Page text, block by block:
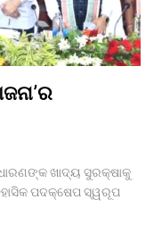
ଖାଦ୍ୟ ସୁରକ୍ଷାକୁ
ପଦକ୍ଷେପ ସ୍ୱରୂପ